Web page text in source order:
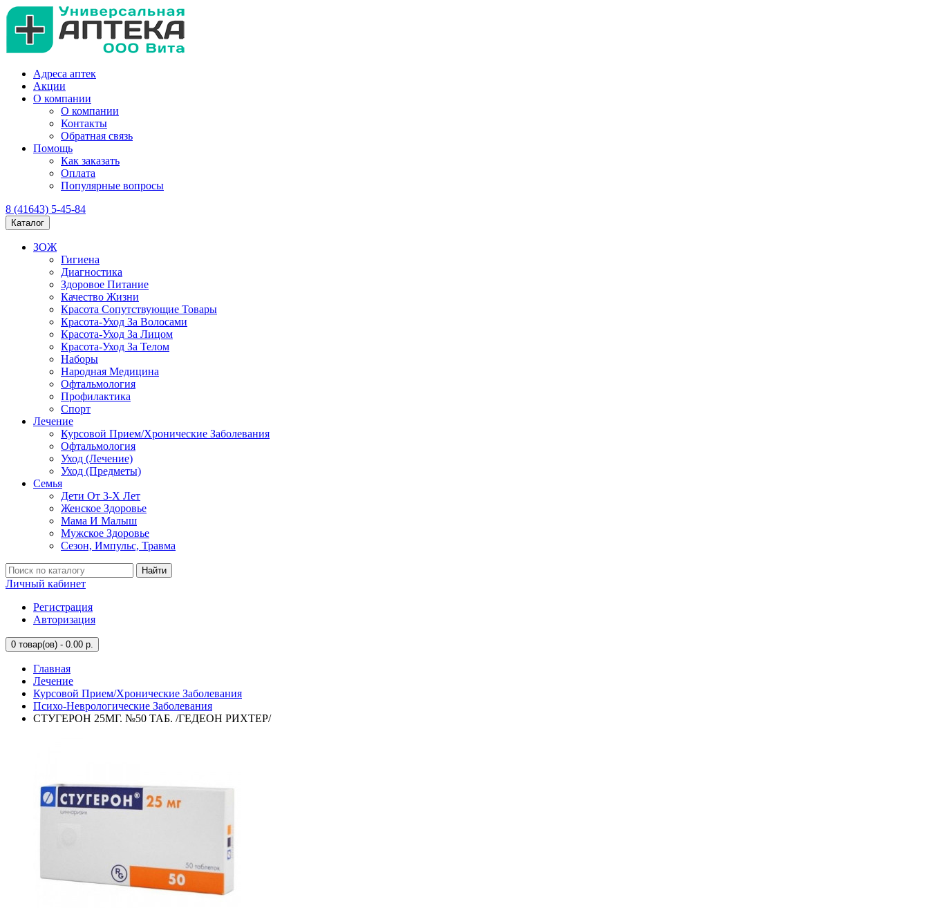
Адреса аптек
Акции
О компании
О компании
Контакты
Обратная связь
Помощь
Как заказать
Оплата
Популярные вопросы
8 (41643) 5-45-84
Каталог
ЗОЖ
Гигиена
Диагностика
Здоровое Питание
Качество Жизни
Красота Сопутствующие Товары
Красота-Уход За Волосами
Красота-Уход За Лицом
Красота-Уход За Телом
Наборы
Народная Медицина
Офтальмология
Профилактика
Спорт
Лечение
Курсовой Прием/Хронические Заболевания
Офтальмология
Уход (Лечение)
Уход (Предметы)
Семья
Дети От 3-Х Лет
Женское Здоровье
Мама И Малыш
Мужское Здоровье
Сезон, Импульс, Травма
Найти
Личный кабинет
Регистрация
Авторизация
0 товар(ов) - 0.00 р.
Главная
Лечение
Курсовой Прием/Хронические Заболевания
Психо-Неврологические Заболевания
СТУГЕРОН 25МГ. №50 ТАБ. /ГЕДЕОН РИХТЕР/